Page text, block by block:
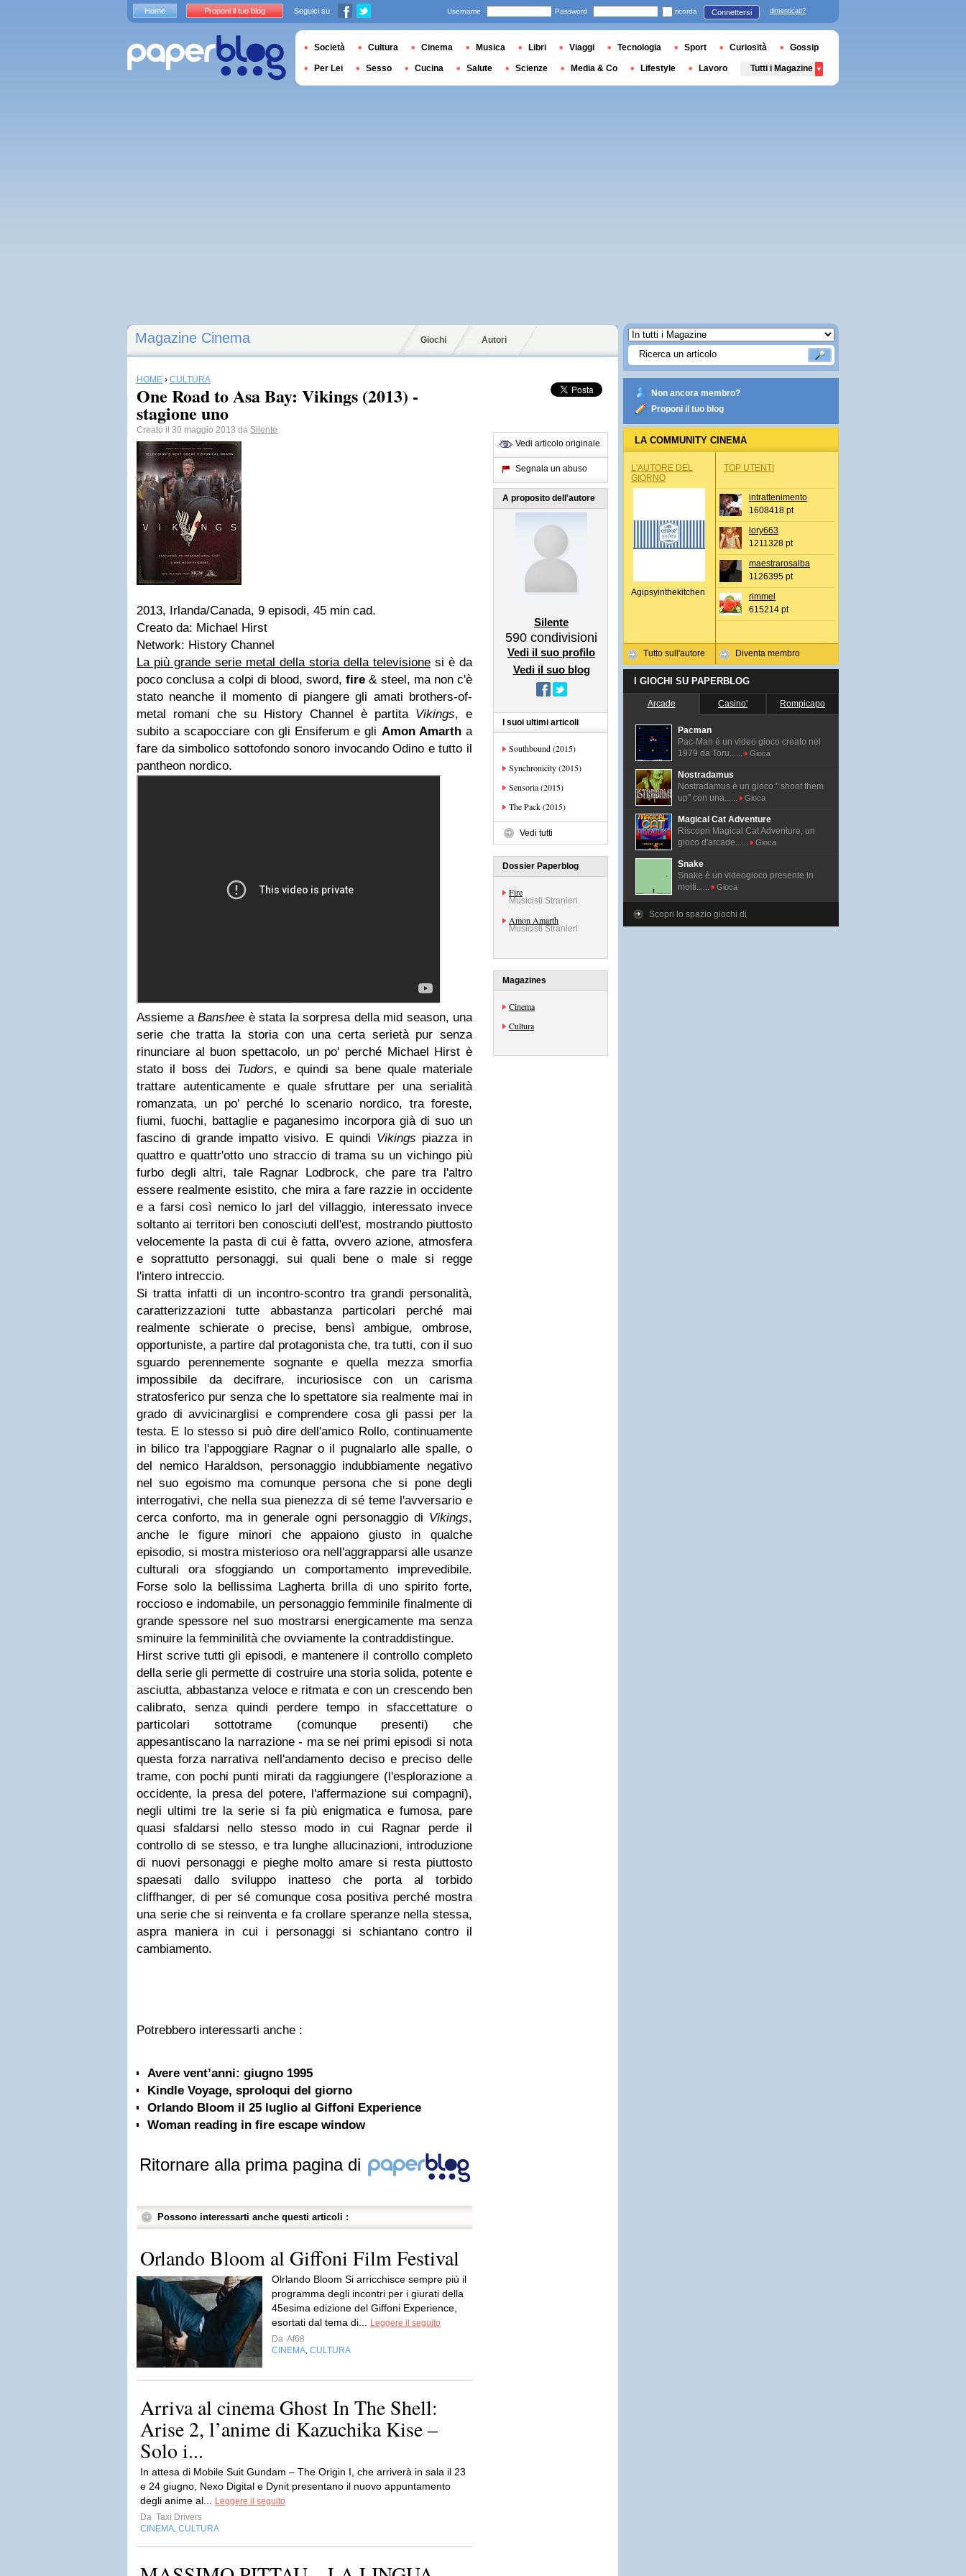
Magazine Cinema Giochi Autori
HOME › CULTURA
One Road to Asa Bay: Vikings (2013) -
stagione uno
Creato il 30 maggio 2013 da Silente
2013, Irlanda/Canada, 9 episodi, 45 min cad.
Creato da: Michael Hirst
Network: History Channel
La più grande serie metal della storia della televisione si è da
poco conclusa a colpi di blood, sword,fire & steel, ma non c'è
stato neanche il momento di piangere gli amati brothers-of-
metal romani che su History Channel è partita Vikings, e
subito a scapocciare con gli Ensiferum e gli Amon Amartha
fare da simbolico sottofondo sonoro invocando Odino e tutto il
pantheon nordico.
Assieme a Banshee è stata la sorpresa della mid season, una
serie che tratta la storia con una certa serietà pur senza
rinunciare al buon spettacolo, un po' perché Michael Hirst è
stato il boss dei Tudors, e quindi sa bene quale materiale
trattare autenticamente e quale sfruttare per una serialità
romanzata, un po' perché lo scenario nordico, tra foreste,
fiumi, fuochi, battaglie e paganesimo incorpora già di suo un
fascino di grande impatto visivo. E quindi Vikings piazza in
quattro e quattr'otto uno straccio di trama su un vichingo più
furbo degli altri, tale Ragnar Lodbrock, che pare tra l'altro
essere realmente esistito, che mira a fare razzie in occidente
e a farsi così nemico lo jarl del villaggio, interessato invece
soltanto ai territori ben conosciuti dell'est, mostrando piuttosto
velocemente la pasta di cui è fatta, ovvero azione, atmosfera
e soprattutto personaggi, sui quali bene o male si regge
l'intero intreccio.
Si tratta infatti di un incontro-scontro tra grandi personalità,
caratterizzazioni tutte abbastanza particolari perché mai
realmente schierate o precise, bensì ambigue, ombrose,
opportuniste, a partire dal protagonista che, tra tutti, con il suo
sguardo perennemente sognante e quella mezza smorfia
impossibile da decifrare, incuriosisce con un carisma
stratosferico pur senza che lo spettatore sia realmente mai in
grado di avvicinarglisi e comprendere cosa gli passi per la
testa. E lo stesso si può dire dell'amico Rollo, continuamente
in bilico tra l'appoggiare Ragnar o il pugnalarlo alle spalle, o
del nemico Haraldson, personaggio indubbiamente negativo
nel suo egoismo ma comunque persona che si pone degli
interrogativi, che nella sua pienezza di sé teme l'avversario e
cerca conforto, ma in generale ogni personaggio di Vikings,
anche le figure minori che appaiono giusto in qualche
episodio, si mostra misterioso ora nell'aggrapparsi alle usanze
culturali ora sfoggiando un comportamento imprevedibile.
Forse solo la bellissima Lagherta brilla di uno spirito forte,
roccioso e indomabile, un personaggio femminile finalmente di
grande spessore nel suo mostrarsi energicamente ma senza
sminuire la femminilità che ovviamente la contraddistingue.
Hirst scrive tutti gli episodi, e mantenere il controllo completo
della serie gli permette di costruire una storia solida, potente e
asciutta, abbastanza veloce e ritmata e con un crescendo ben
calibrato, senza quindi perdere tempo in sfaccettature o
particolari sottotrame (comunque presenti) che
appesantiscano la narrazione - ma se nei primi episodi si nota
questa forza narrativa nell'andamento deciso e preciso delle
trame, con pochi punti mirati da raggiungere (l'esplorazione a
occidente, la presa del potere, l'affermazione sui compagni),
negli ultimi tre la serie si fa più enigmatica e fumosa, pare
quasi sfaldarsi nello stesso modo in cui Ragnar perde il
controllo di se stesso, e tra lunghe allucinazioni, introduzione
di nuovi personaggi e pieghe molto amare si resta piuttosto
spaesati dallo sviluppo inatteso che porta al torbido
cliffhanger, di per sé comunque cosa positiva perché mostra
una serie che si reinventa e fa crollare speranze nella stessa,
aspra maniera in cui i personaggi si schiantano contro il
cambiamento.
Potrebbero interessarti anche :
Avere vent’anni: giugno 1995
Kindle Voyage, sproloqui del giorno
Orlando Bloom il 25 luglio al Giffoni Experience
Woman reading in fire escape window
Ritornare alla prima pagina di
Possono interessarti anche questi articoli :
Orlando Bloom al Giffoni Film Festival
Olrlando Bloom Si arricchisce sempre più il
programma degli incontri per i giurati della
45esima edizione del Giffoni Experience,
esortati dal tema di...
Leggere il seguito
Da Af68
CINEMA CULTURA
Arriva al cinema Ghost In The Shell:
Arise 2, l’anime di Kazuchika Kise –
Solo i...
In attesa di Mobile Suit Gundam – The Origin I, che arriverà in sala il 23
e 24 giugno, Nexo Digital e Dynit presentano il nuovo appuntamento
degli anime al...
Leggere il seguito
Da Taxi Drivers
CINEMA CULTURA
Vedi articolo originale
Segnala un abuso
A proposito dell'autore
Silente
590 condivisioni
Vedi il suo profilo
Vedi il suo blog
I suoi ultimi articoli
Southbound (2015)
Synchronicity (2015)
Sensoria (2015)
The Pack (2015)
Vedi tutti
Dossier Paperblog
Fire
Musicisti Stranieri
Amon Amarth
Musicisti Stranieri
Magazines
Cinema
Cultura
Non ancora membro?
Proponi il tuo blog
LA COMMUNITY CINEMA
L'AUTORE DEL
GIORNO
Agipsyinthekitchen
Tutto sull'autore
TOP UTENTI
intrattenimento
1608418 pt
lory663
1211328 pt
maestrarosalba
1126395 pt
rimmel
615214 pt
Diventa membro
I GIOCHI SU PAPERBLOG
Arcade Casino' Rompicapo
Pacman
Pac-Man é un video gioco creato nel
1979 da Toru......
Gioca
Nostradamus
Nostradamus è un gioco " shoot them
up" con una......
Gioca
Magical Cat Adventure
Riscopri Magical Cat Adventure, un
gioco d'arcade......
Gioca
Snake
Snake è un videogioco presente in
molti......
Gioca
Scopri lo spazio giochi di
Home Proponi il tuo blog Seguici su Username Password ricorda Connettersi dimenticati?
Società Cultura Cinema Musica Libri Viaggi Tecnologia Sport Curiosità Gossip
Per Lei Sesso Cucina Salute Scienze Media & Co Lifestyle Lavoro Tutti i Magazine